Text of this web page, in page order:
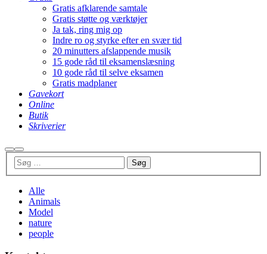
Gratis afklarende samtale
Gratis støtte og værktøjer
Ja tak, ring mig op
Indre ro og styrke efter en svær tid
20 minutters afslappende musik
15 gode råd til eksamenslæsning
10 gode råd til selve eksamen
Gratis madplaner
Gavekort
Online
Butik
Skriverier
SøgHovedmenu
Alle
Animals
Model
nature
people